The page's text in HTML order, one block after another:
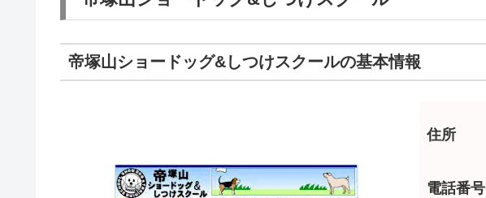
帝塚山ショードッグ&しつけスクールの基本情報
住所
電話番号